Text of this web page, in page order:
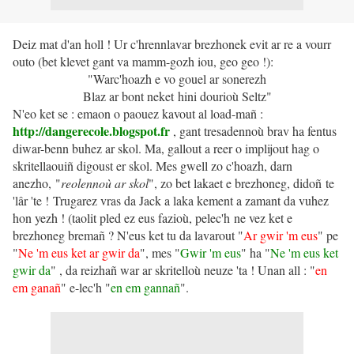
Deiz mat d'an holl ! Ur c'hrennlavar brezhonek evit ar re a vourr
outo (bet klevet gant va mamm-gozh iou, geo geo !):
"Warc'hoazh e vo gouel ar sonerezh
Blaz ar bont neket hini dourioù Seltz"
N'eo ket se : emaon o paouez kavout al load-mañ :
http://dangerecole.blogspot.fr , gant tresadennoù brav ha fentus
diwar-benn buhez ar skol. Ma, gallout a reer o implijout hag o
skritellaouiñ digoust er skol. Mes gwell zo c'hoazh, darn
anezho, "reolennoù ar skol", zo bet lakaet e brezhoneg, didoñ te
'lâr 'te ! Trugarez vras da Jack a laka kement a zamant da vuhez
hon yezh ! (taolit pled ez eus fazioù, pelec'h ne vez ket e
brezhoneg bremañ ? N'eus ket tu da lavarout "Ar gwir 'm eus" pe
"Ne 'm eus ket ar gwir da", mes "Gwir 'm eus" ha "Ne 'm eus ket
gwir da" , da reizhañ war ar skritelloù neuze 'ta ! Unan all : "en
em ganañ" e-lec'h "en em gannañ".